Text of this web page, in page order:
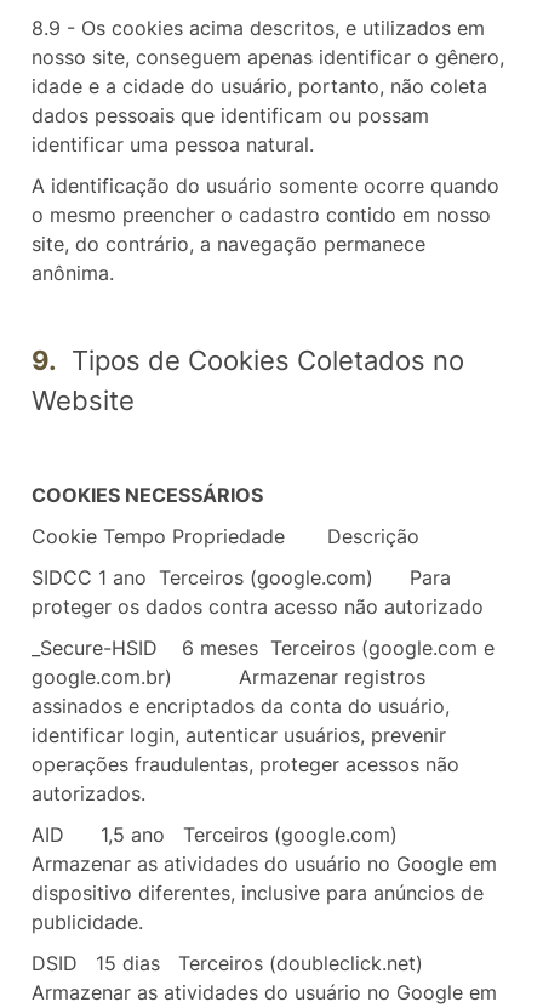
8.9 - Os cookies acima descritos, e utilizados em
nosso site, conseguem apenas identificar o gênero,
idade e a cidade do usuário, portanto, não coleta
dados pessoais que identificam ou possam
identificar uma pessoa natural.
A identificação do usuário somente ocorre quando
o mesmo preencher o cadastro contido em nosso
site, do contrário, a navegação permanece
anônima.
9. Tipos de Cookies Coletados no
Website
COOKIES NECESSÁRIOS
Cookie Tempo Propriedade Descrição
SIDCC 1 ano Terceiros (google.com) Para
proteger os dados contra acesso não autorizado
_Secure-HSID 6 meses Terceiros (google.com e
google.com.br) Armazenar registros
assinados e encriptados da conta do usuário,
identificar login, autenticar usuários, prevenir
operações fraudulentas, proteger acessos não
autorizados.
AID 1,5 ano Terceiros (google.com)
Armazenar as atividades do usuário no Google em
dispositivo diferentes, inclusive para anúncios de
publicidade.
DSID 15 dias Terceiros (doubleclick.net)
Armazenar as atividades do usuário no Google em